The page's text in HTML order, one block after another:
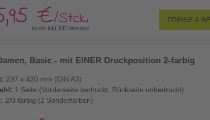
€/Stck.
brutto inkl. DE-Versand
PREISE &
Basic - mit EINER Druckposition 2-farbig
297 x 420 mm (DIN A3)
1 Seite (Vorderseite bedruckt, Rückseite unbedruckt)
2/0-farbig (2 Sonderfarben)